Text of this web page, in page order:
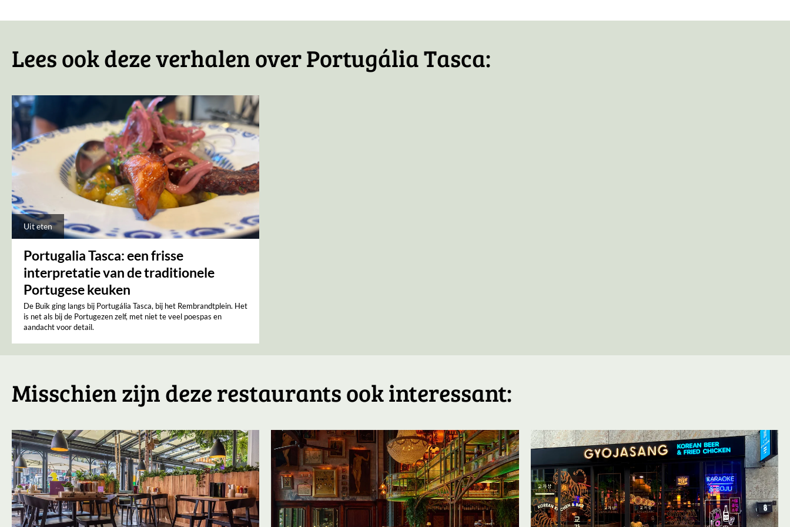
Lees ook deze verhalen over Portugália Tasca:
Uit eten
Portugalia Tasca: een frisse
interpretatie van de traditionele
Portugese keuken
De Buik ging langs bij Portugália Tasca, bij het Rembrandtplein. Het
is net als bij de Portugezen zelf, met niet te veel poespas en
aandacht voor detail.
Misschien zijn deze restaurants ook interessant: